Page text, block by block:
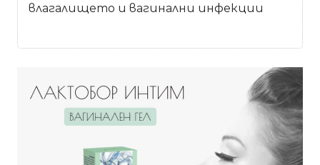
влагалището и вагинални инфекции